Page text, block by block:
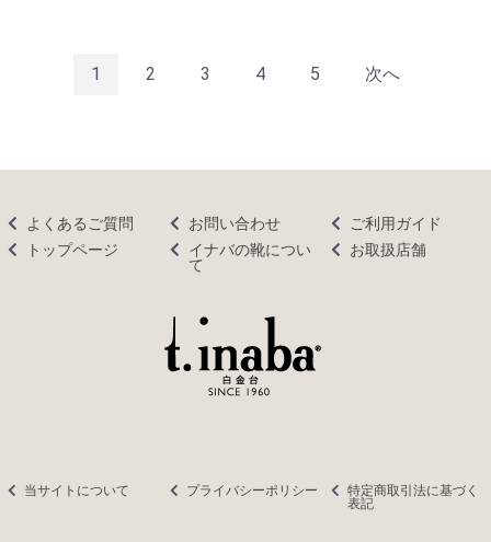
1 2 3 4 5 次へ
トップページ
イナバの靴につい
て
お取扱店舗
よくあるご質問 お問い合わせ ご利用ガイド
当サイトについて プライバシーポリシー
特定商取引法に基づく
表記